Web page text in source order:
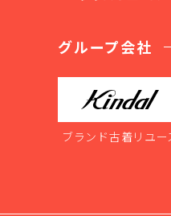
グループ会社
ブランド古着リユー